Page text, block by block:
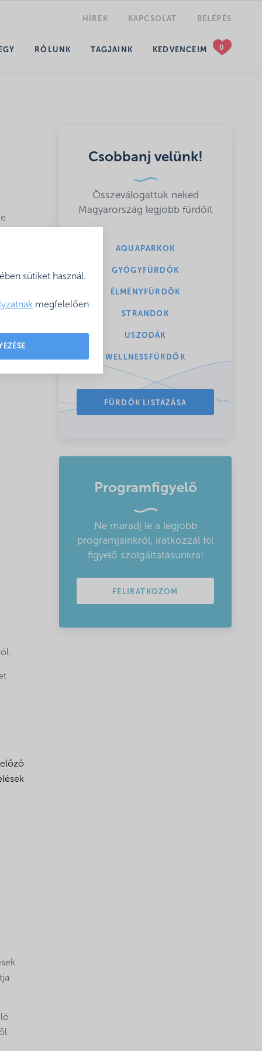
sütiket használ.
megfelelően
HÍREK KAPCSOLAT BELÉPÉS
RÓLUNK TAGJAINK KEDVENCEIM
Csobbanj velünk!
Összeválogattuk neked
Magyarország legjobb fürdőit
AQUAPARKOK
GYÓGYFÜRDŐK
ÉLMÉNYFÜRDŐK
STRANDOK
USZODÁK
WELLNESSFÜRDŐK
FÜRDŐK LISTÁZÁSA
Programfigyelő
Ne maradj le a legjobb
programjainkról, iratkozzál fel
figyelő szolgáltatásunkra!
FELIRATKOZOM